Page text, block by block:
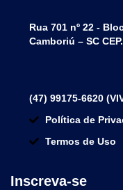
Rua 701 nº 22 -
Camboriú – SC
(47) 99175-6620
Política de
Termos de Uso
Inscreva-se